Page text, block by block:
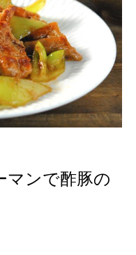
マンで酢豚の